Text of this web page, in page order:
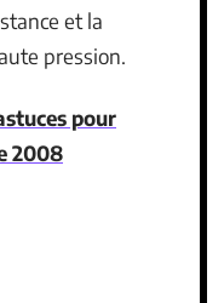
et la
pression.
pour
2008